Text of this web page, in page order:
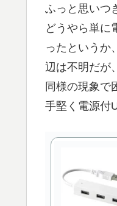
ふっと思いつ
どうやら単に
ったというか
辺は不明だが、
同様の現象で
手堅く電源付